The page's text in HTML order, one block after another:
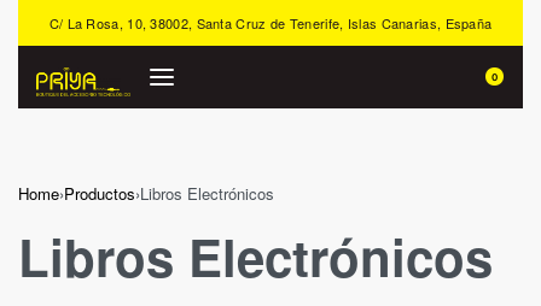
C/ La Rosa, 10, 38002, Santa Cruz de Tenerife, Islas Canarias, España
0
Home›Productos›Libros Electrónicos
Libros Electrónicos